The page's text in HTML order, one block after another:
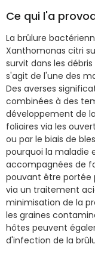
Ce qui l'a
La brûlure
Xanthomonas citri
survit dans les
s'agit de l'une des
Des averses
combinées à des
développement de
foliaires via les
ou par le biais de
pourquoi la maladie
accompagnées de
pouvant être portée
via un traitement
minimisation de la
les graines
hôtes peuvent
d'infection de la